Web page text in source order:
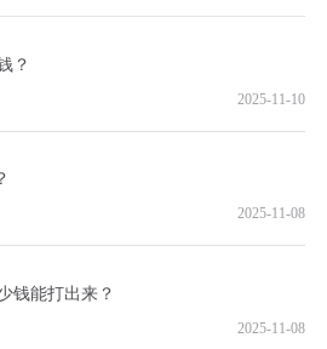
？
2025-11-10
2025-11-08
钱能打出来？
2025-11-08